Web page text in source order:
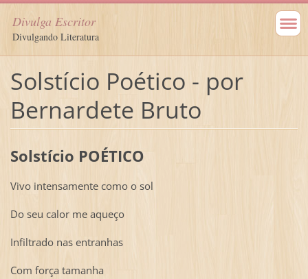
Divulga Escritor
Divulgando Literatura
Solstício Poético - por
Bernardete Bruto
Solstício POÉTICO
Vivo intensamente como o sol
Do seu calor me aqueço
Infiltrado nas entranhas
Com força tamanha